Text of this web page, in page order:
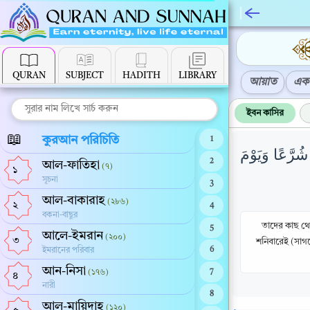
QURAN SUBJECT HADITH LIBRARY
📖 কুরআন পরিচিতি
১ আল-ফাতিহা (৭)
সূচনা
২ আল-বাকারাহ (২৮৬)
বকনা-বাছুর
৩ আলে-ইমরান (২০০)
ইমরানের পরিবার
৪ আন-নিসা (১৭৬)
নারী
আল-মায়িদাহ (১২০)
1
2
3
4
5
6
7
8
আয়াত এক
ইবন কাসির
شُرَّعًا وَيَوْمَ
তাদের কাছ
শনিবারেই